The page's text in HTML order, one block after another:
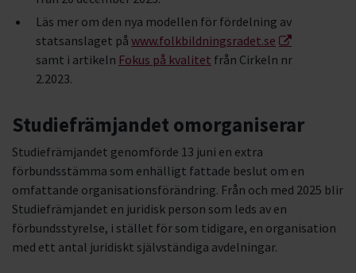
Läs mer om den nya modellen för fördelning av
statsanslaget på www.folkbildningsradet.se
samt i artikeln Fokus på kvalitet från Cirkeln nr
2.2023.
Studiefrämjandet omorganiserar
Studiefrämjandet genomförde 13 juni en extra
förbundsstämma som enhälligt fattade beslut om en
omfattande organisationsförändring. Från och med 2025 blir
Studiefrämjandet en juridisk person som leds av en
förbundsstyrelse, i stället för som tidigare, en organisation
med ett antal juridiskt självständiga avdelningar.